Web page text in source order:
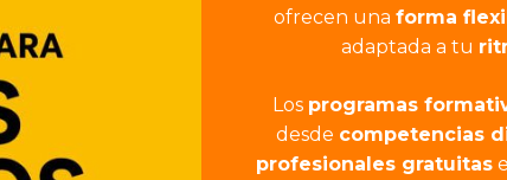
ofrecen una forma
adaptada a tu
Los programas
desde competencias
profesionales gratuitas